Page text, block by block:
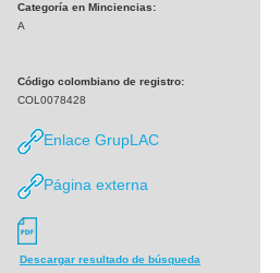
Categoría en Minciencias:
A
Código colombiano de registro:
COL0078428
Enlace GrupLAC
Página externa
Descargar resultado de búsqueda